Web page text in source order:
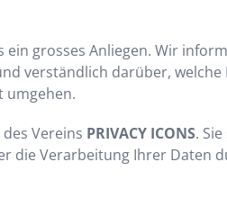
grosses Anliegen. Wir
verständlich darüber, welche
umgehen.
Vereins PRIVACY ICONS.
die Verarbeitung Ihrer Daten